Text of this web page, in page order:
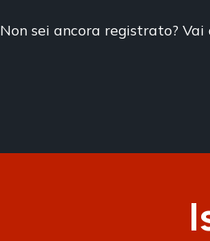
Non sei ancora registrato?